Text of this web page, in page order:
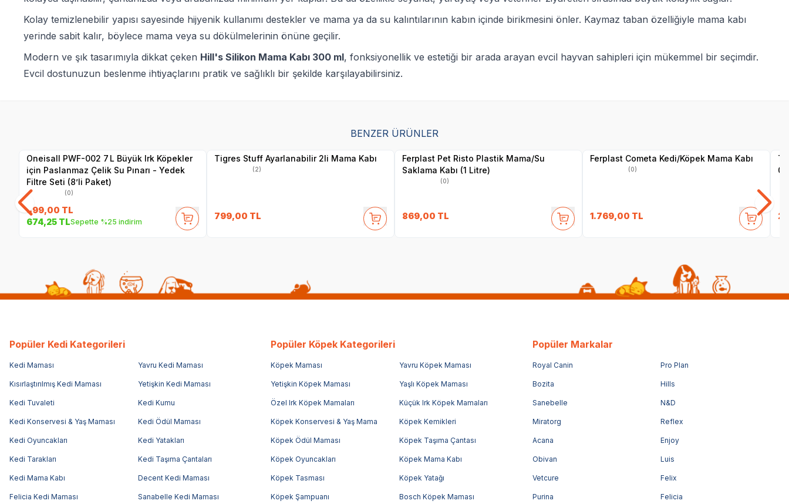
Kolay temizlenebilir yapısı sayesinde hijyenik kullanımı destekler ve mama ya da su kalıntılarının kabın içinde birikmesini önler. Kaymaz taban özelliğiyle mama kabı
yerinde sabit kalır, böylece mama veya su dökülmelerinin önüne geçilir.
Modern ve şık tasarımıyla dikkat çeken Hill's Silikon Mama Kabı 300 ml, fonksiyonellik ve estetiği bir arada arayan evcil hayvan sahipleri için mükemmel bir seçimdir.
Evcil dostunuzun beslenme ihtiyaçlarını pratik ve sağlıklı bir şekilde karşılayabilirsiniz.
BENZER ÜRÜNLER
Oneisall PWF-002 7 L Büyük Irk Köpekler
için Paslanmaz Çelik Su Pınarı - Yedek
Filtre Seti (8’li Paket)
(0)
899,00 TL
674,25 TLSepette %25 indirim
Tigres Stuff Ayarlanabilir 2li Mama Kabı
(2)
799,00 TL
Ferplast Pet Risto Plastik Mama/Su
Saklama Kabı (1 Litre)
(0)
869,00 TL
Ferplast Cometa Kedi/Köpek Mama Kabı
(0)
1.769,00 TL
Popüler Kedi Kategorileri
Kedi Maması Yavru Kedi Maması
Kısırlaştırılmış Kedi Maması Yetişkin Kedi Maması
Kedi Tuvaleti Kedi Kumu
Kedi Konservesi & Yaş Maması Kedi Ödül Maması
Kedi Oyuncakları Kedi Yatakları
Kedi Tarakları Kedi Taşıma Çantaları
Kedi Mama Kabı Decent Kedi Maması
Felicia Kedi Maması Sanabelle Kedi Maması
Popüler Köpek Kategorileri
Köpek Maması Yavru Köpek Maması
Yetişkin Köpek Maması Yaşlı Köpek Maması
Özel Irk Köpek Mamaları Küçük Irk Köpek Mamaları
Köpek Konservesi & Yaş Mama Köpek Kemikleri
Köpek Ödül Maması Köpek Taşıma Çantası
Köpek Oyuncakları Köpek Mama Kabı
Köpek Tasması Köpek Yatağı
Köpek Şampuanı Bosch Köpek Maması
Popüler Markalar
Royal Canin Pro Plan
Bozita Hills
Sanebelle N&D
Miratorg Reflex
Acana Enjoy
Obivan Luis
Vetcure Felix
Purina Felicia